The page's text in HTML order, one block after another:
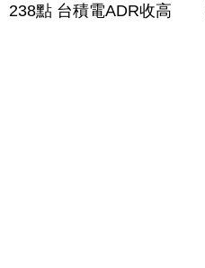
238點 台積電ADR收高